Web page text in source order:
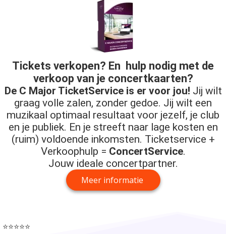
Tickets verkopen? En hulp nodig met de
verkoop van je concertkaarten?
De C Major TicketService is er voor jou! Jij wilt
graag volle zalen, zonder gedoe. Jij wilt een
muzikaal optimaal resultaat voor jezelf, je club
en je publiek. En je streeft naar lage kosten en
(ruim) voldoende inkomsten. Ticketservice +
Verkoophulp = ConcertService.
Jouw ideale concertpartner.
Meer informatie
⭐⭐⭐⭐⭐